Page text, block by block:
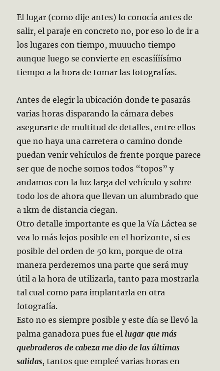
El lugar (como dije antes) lo conocía antes de
salir, el paraje en concreto no, por eso lo de ir a
los lugares con tiempo, muuucho tiempo
aunque luego se convierte en escasíííísímo
tiempo a la hora de tomar las fotografías.
Antes de elegir la ubicación donde te pasarás
varias horas disparando la cámara debes
asegurarte de multitud de detalles, entre ellos
que no haya una carretera o camino donde
puedan venir vehículos de frente porque parece
ser que de noche somos todos “topos” y
andamos con la luz larga del vehículo y sobre
todo los de ahora que llevan un alumbrado que
a 1km de distancia ciegan.
Otro detalle importante es que la Vía Láctea se
vea lo más lejos posible en el horizonte, si es
posible del orden de 50 km, porque de otra
manera perderemos una parte que será muy
útil a la hora de utilizarla, tanto para mostrarla
tal cual como para implantarla en otra
fotografía.
Esto no es siempre posible y este día se llevó la
palma ganadora pues fue el lugar que más
quebraderos de cabeza me dio de las últimas
salidas, tantos que empleé varias horas en